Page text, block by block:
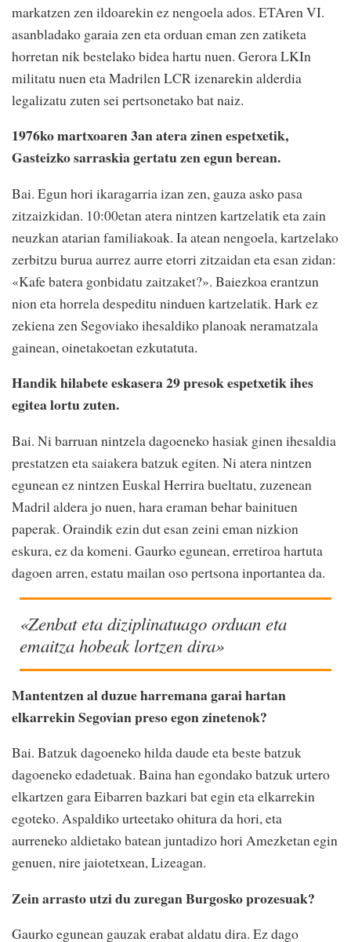
markatzen zen ildoarekin ez nengoela ados. ETAren VI.
asanbladako garaia zen eta orduan eman zen zatiketa
horretan nik bestelako bidea hartu nuen. Gerora LKIn
militatu nuen eta Madrilen LCR izenarekin alderdia
legalizatu zuten sei pertsonetako bat naiz.
1976ko martxoaren 3an atera zinen espetxetik,
Gasteizko sarraskia gertatu zen egun berean.
Bai. Egun hori ikaragarria izan zen, gauza asko pasa
zitzaizkidan. 10:00etan atera nintzen kartzelatik eta zain
neuzkan atarian familiakoak. Ia atean nengoela, kartzelako
zerbitzu burua aurrez aurre etorri zitzaidan eta esan zidan:
«Kafe batera gonbidatu zaitzaket?». Baiezkoa erantzun
nion eta horrela despeditu ninduen kartzelatik. Hark ez
zekiena zen Segoviako ihesaldiko planoak neramatzala
gainean, oinetakoetan ezkutatuta.
Handik hilabete eskasera 29 presok espetxetik ihes
egitea lortu zuten.
Bai. Ni barruan nintzela dagoeneko hasiak ginen ihesaldia
prestatzen eta saiakera batzuk egiten. Ni atera nintzen
egunean ez nintzen Euskal Herrira bueltatu, zuzenean
Madril aldera jo nuen, hara eraman behar bainituen
paperak. Oraindik ezin dut esan zeini eman nizkion
eskura, ez da komeni. Gaurko egunean, erretiroa hartuta
dagoen arren, estatu mailan oso pertsona inportantea da.
«Zenbat eta diziplinatuago orduan eta
emaitza hobeak lortzen dira»
Mantentzen al duzue harremana garai hartan
elkarrekin Segovian preso egon zinetenok?
Bai. Batzuk dagoeneko hilda daude eta beste batzuk
dagoeneko edadetuak. Baina han egondako batzuk urtero
elkartzen gara Eibarren bazkari bat egin eta elkarrekin
egoteko. Aspaldiko urteetako ohitura da hori, eta
aurreneko aldietako batean juntadizo hori Amezketan egin
genuen, nire jaiotetxean, Lizeagan.
Zein arrasto utzi du zuregan Burgosko prozesuak?
Gaurko egunean gauzak erabat aldatu dira. Ez dago